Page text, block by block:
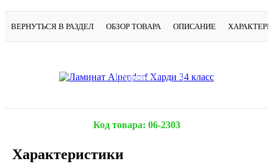
ВЕРНУТЬСЯ В РАЗДЕЛ ОБЗОР ТОВАРА ОПИСАНИЕ
Подробнее
Код товара: 06-2303
Характеристики